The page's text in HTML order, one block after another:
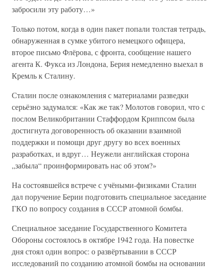
забросили эту работу…»
Только потом, когда в один пакет попали толстая тетрадь,
обнаруженная в сумке убитого немецкого офицера,
второе письмо Флёрова, с фронта, сообщение нашего
агента К. Фукса из Лондона, Берия немедленно выехал в
Кремль к Сталину.
Сталин после ознакомления с материалами разведки
серьёзно задумался: «Как же так? Молотов говорил, что с
послом Великобритании Стаффордом Криппсом была
достигнута договоренность об оказании взаимной
поддержки и помощи друг другу во всех военных
разработках, и вдруг… Неужели английская сторона
„забыла“ проинформировать нас об этом?»
На состоявшейся встрече с учёными-физиками Сталин
дал поручение Берии подготовить специальное заседание
ГКО по вопросу создания в СССР атомной бомбы.
Специальное заседание Государственного Комитета
Обороны состоялось в октябре 1942 года. На повестке
дня стоял один вопрос: о развёртывании в СССР
исследований по созданию атомной бомбы на основании